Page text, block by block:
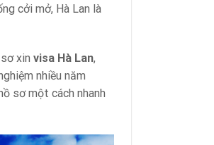
cởi mở, Hà Lan là
xin visa Hà Lan,
nhiều năm
sơ một cách nhanh